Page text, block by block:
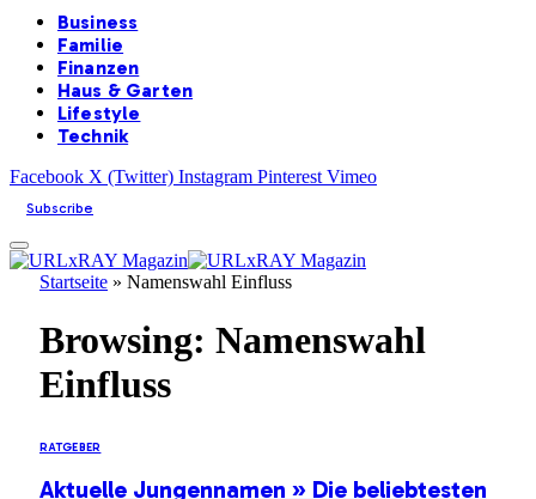
Business
Familie
Finanzen
Haus & Garten
Lifestyle
Technik
Facebook X (Twitter) Instagram Pinterest Vimeo
Subscribe
Startseite » Namenswahl Einfluss
Browsing: Namenswahl
Einfluss
RATGEBER
Aktuelle Jungennamen » Die beliebtesten